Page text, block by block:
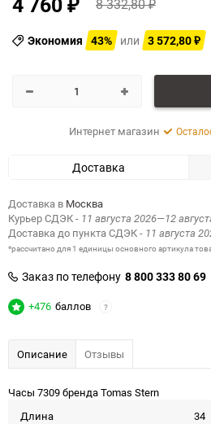
₽ 8 332,80₽
Экономия 43% или 3 572,80 ₽
Интернет магазин
Доставка
Доставка в Москва
Курьер СДЭК- 11 августа 2026—12
Доставка до пункта СДЭК- 11 августа
*рассчитано для 1 единицы основного артикула
Заказ по телефону 8 800 333 80 69
+476 баллов ?
Описание Отзывы
Часы 7309 бренда Tomas Stern
Длина
34